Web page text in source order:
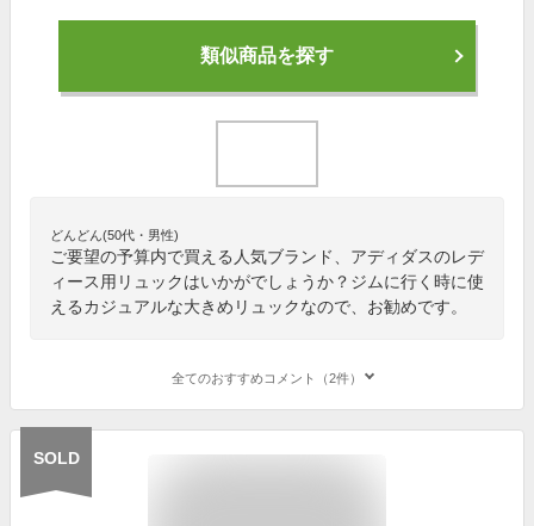
類似商品を探す
どんどん(50代・男性)
ご要望の予算内で買える人気ブランド、アディダスのレデ
ィース用リュックはいかがでしょうか？ジムに行く時に使
えるカジュアルな大きめリュックなので、お勧めです。
全てのおすすめコメント（2件）
SOLD